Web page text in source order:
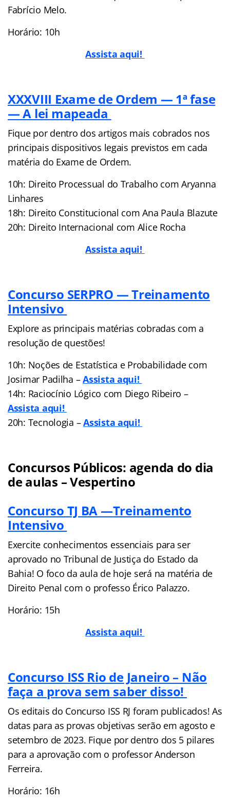
Fabrício Melo.
Horário: 10h
Assista aqui!
XXXVIII Exame de Ordem — 1ª fase
— A lei mapeada
Fique por dentro dos artigos mais cobrados nos
principais dispositivos legais previstos em cada
matéria do Exame de Ordem.
10h: Direito Processual do Trabalho com Aryanna
Linhares
18h: Direito Constitucional com Ana Paula Blazute
20h: Direito Internacional com Alice Rocha
Assista aqui!
Concurso SERPRO — Treinamento
Intensivo
Explore as principais matérias cobradas com a
resolução de questões!
10h: Noções de Estatística e Probabilidade com
Josimar Padilha –Assista aqui!
14h: Raciocínio Lógico com Diego Ribeiro –
Assista aqui!
20h: Tecnologia –Assista aqui!
Concursos Públicos: agenda do dia
de aulas – Vespertino
Concurso TJ BA —Treinamento
Intensivo
Exercite conhecimentos essenciais para ser
aprovado no Tribunal de Justiça do Estado da
Bahia! O foco da aula de hoje será na matéria de
Direito Penal com o professo Érico Palazzo.
Horário: 15h
Assista aqui!
Concurso ISS Rio de Janeiro – Não
faça a prova sem saber disso!
Os editais do Concurso ISS RJ foram publicados! As
datas para as provas objetivas serão em agosto e
setembro de 2023. Fique por dentro dos 5 pilares
para a aprovação com o professor Anderson
Ferreira.
Horário: 16h